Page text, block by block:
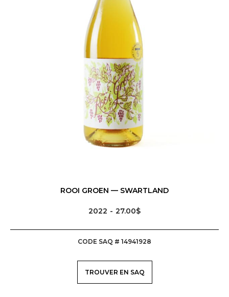
ROOI GROEN — SWARTLAND
2022 27.00$
CODE SAQ # 14941928
TROUVER EN SAQ